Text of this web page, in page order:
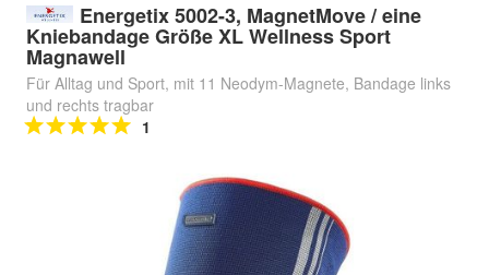
Energetix 5002-3, MagnetMove / eine
Kniebandage Größe XL Wellness Sport
Magnawell
Für Alltag und Sport, mit 11 Neodym-Magnete, Bandage links
und rechts tragbar
1